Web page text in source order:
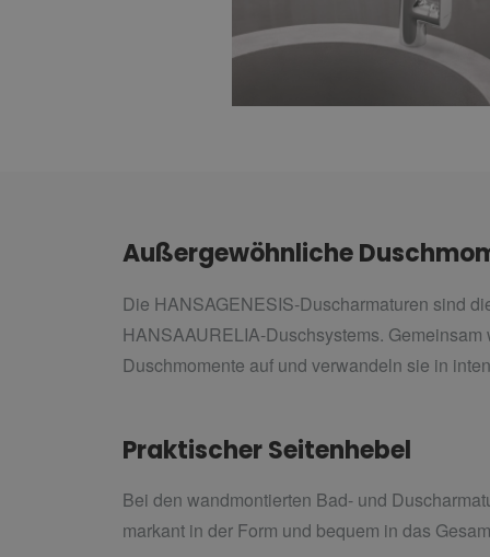
Außergewöhnliche
Die HANSAGENESIS-Duscharmaturen sind
HANSAAURELIA-Duschsystems.
Duschmomente auf und verwandeln sie in
Praktischer Seitenhebel
Bei den wandmontierten Bad- und
markant in der Form und bequem in das